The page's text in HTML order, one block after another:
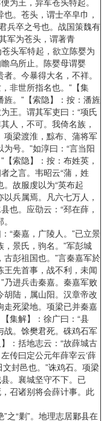
也。苍头，谓士卒皁巾，
兵卒之号也。战国策魏有
军为苍头，谓著青
头军特起，欲立陈婴为
乌所止。陈婴母谓婴
。今暴得大名，不祥。
非世所指名也。”【集
。”【索隐】：按：潘旌
王。谓其军吏曰：“项氏
人，不可。我倚名族，
项梁渡淮，黥布、蒲将军
为号。”如淳曰：“言当阳
索隐】：按：布姓英，
之言。韦昭云“蒲，姓
故服虔以为“英布起
兵属焉。凡六七万人，
也。应劭云：“邳在薛，
秦嘉，广陵人。”已立景
景氏，驹名。”军彭城
彭祖国也。”言秦嘉军於
王先首事，战不利，未闻
乃进兵击秦嘉。秦嘉军败
胡陆，属山阳。汉章帝改
走死梁地。项梁已并秦嘉
集解】：徐广曰：“县
战。馀樊君死。硃鸡石军
：括地志云：“故薛城古
传曰定公元年薛宰云‘薛
封邑也。”诛鸡石。项梁
。襄城坚守不下。已
召诸别将会薛计事。此
“剿”。地理志居鄛县在